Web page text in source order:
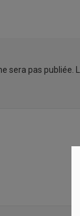
sera pas publiée.